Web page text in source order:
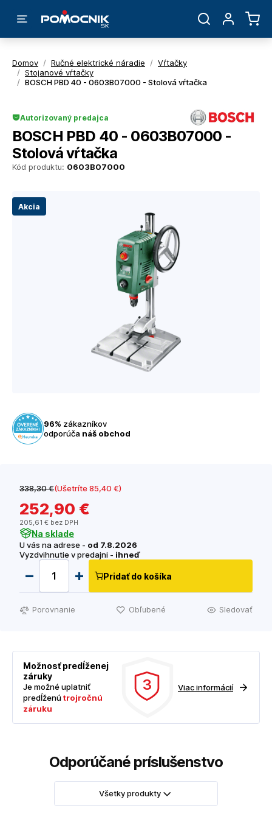
Domov / Ručné elektrické náradie / Vŕtačky
/ Stojanové vŕtačky
/ BOSCH PBD 40 - 0603B07000 - Stolová vŕtačka
Akcia
Kód produktu: 0603B07000
Autorizovaný predajca
BOSCH PBD 40 - 0603B07000 -
Stolová vŕtačka
96% zákazníkov
odporúča náš obchod
338,30 €(Ušetríte 85,40 €)
252,90 €
205,61 € bez DPH
Na sklade
U vás na adrese - od 7.8.2026
Vyzdvihnutie v predajni - ihneď
Pridať do košíka
Porovnanie Obľubené Sledovať
Možnosť predĺženej
záruky
Je možné uplatniť
predĺženútrojročnú
záruku
3 Viac informácií
Odporúčané príslušenstvo
Všetky produkty